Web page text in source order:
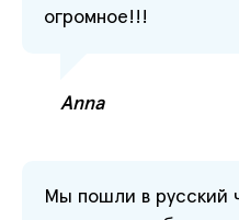
огромное!!!
Anna
Мы пошли в русский